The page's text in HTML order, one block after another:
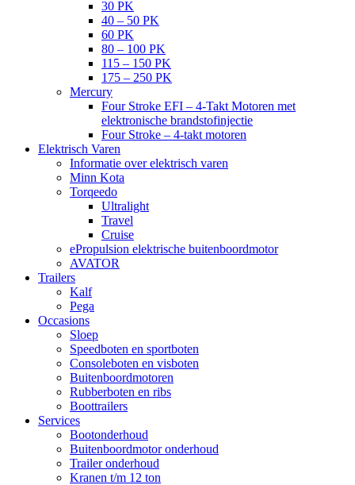
30 PK
40 – 50 PK
60 PK
80 – 100 PK
115 – 150 PK
175 – 250 PK
Mercury
Four Stroke EFI – 4-Takt Motoren met
elektronische brandstofinjectie
Four Stroke – 4-takt motoren
Elektrisch Varen
Informatie over elektrisch varen
Minn Kota
Torqeedo
Ultralight
Travel
Cruise
ePropulsion elektrische buitenboordmotor
AVATOR
Trailers
Kalf
Pega
Occasions
Sloep
Speedboten en sportboten
Consoleboten en visboten
Buitenboordmotoren
Rubberboten en ribs
Boottrailers
Services
Bootonderhoud
Buitenboordmotor onderhoud
Trailer onderhoud
Kranen t/m 12 ton